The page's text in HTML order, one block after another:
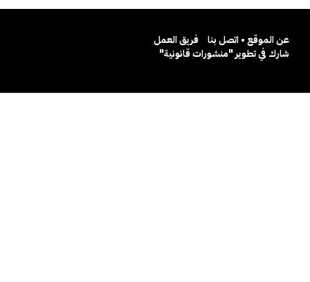
عن الموقع • اتصل بنا
فريق العمل
شارك في تطوير "منشورات قانونية"